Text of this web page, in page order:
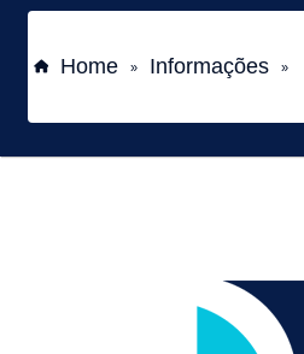
Home » Informações »